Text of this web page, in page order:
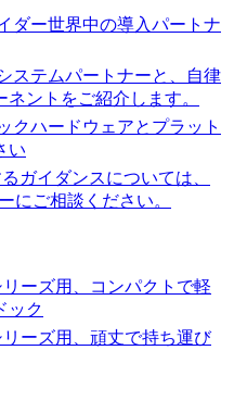
ダー世界中の導入パートナ
ステムパートナーと、自律
ントをご紹介します。
クハードウェアとプラット
い
ガイダンスについては、
にご相談ください。
リーズ用、コンパクトで軽
ック
リーズ用、頑丈で持ち運び